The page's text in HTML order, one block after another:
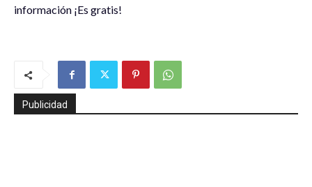
información ¡Es gratis!
Publicidad